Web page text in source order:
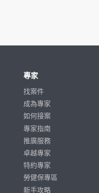
專家
找案件
成為專家
如何接案
專家指南
推廣服務
卓越專家
特約專家
勞健保專區
新手攻略